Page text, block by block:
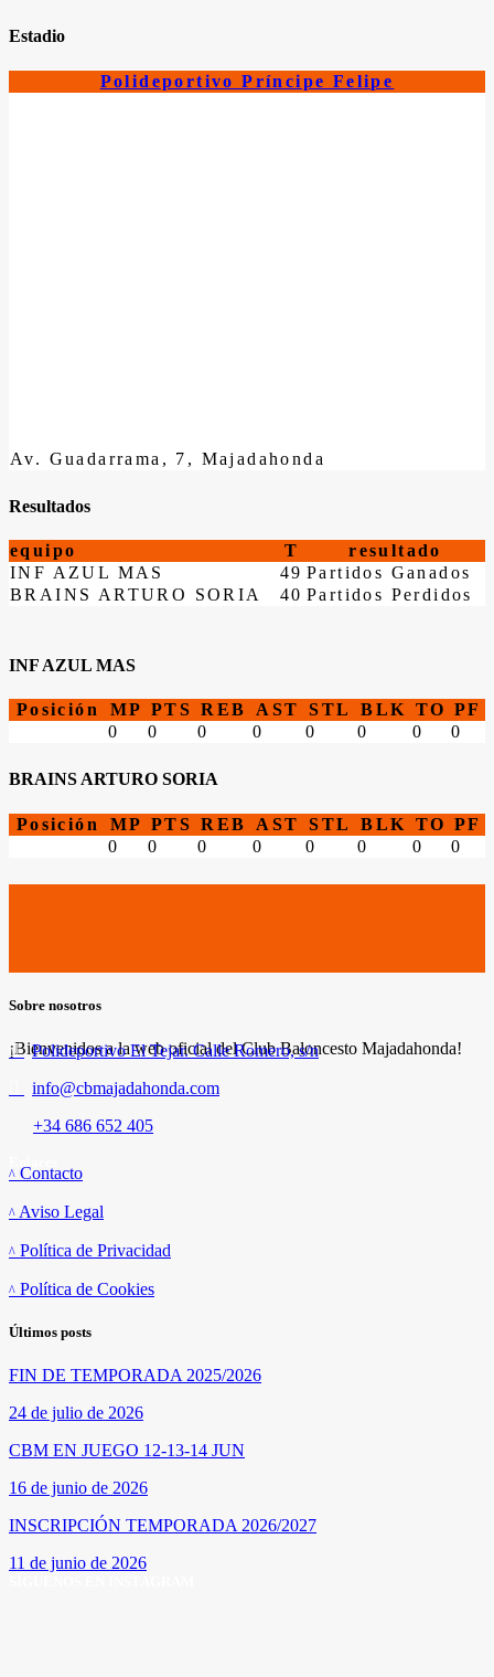
Estadio
Polideportivo Príncipe Felipe
Av. Guadarrama, 7, Majadahonda
Resultados
equipo T
resultado
INF AZUL MAS
49 Partidos Ganados
BRAINS ARTURO SORIA
40 Partidos Perdidos
INF AZUL MAS
Posición MP PTS REB AST STL BLK TO PF
0
0 0 0 0 0 0 0
BRAINS ARTURO SORIA
Posición MP PTS REB AST STL BLK TO PF
0
0 0 0 0 0 0 0
Sobre nosotros
¡Bienvenidos a la web oficial del Club Baloncesto Majadahonda!
Polideportivo El Tejar. Calle Romero, s/n
info@cbmajadahonda.com
+34 686 652 405
Contacto
Aviso Legal
Política de Privacidad
Política de Cookies
Últimos posts
FIN DE TEMPORADA 2025/2026
24 de julio de 2026
CBM EN JUEGO 12-13-14 JUN
16 de junio de 2026
INSCRIPCIÓN TEMPORADA 2026/2027
11 de junio de 2026